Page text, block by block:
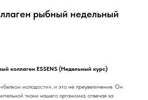
рыбный недельный
коллаген ESSENS (Недельный курс)
молодости», и это не преувеличение. Он
ткани нашего организма, отвечая за